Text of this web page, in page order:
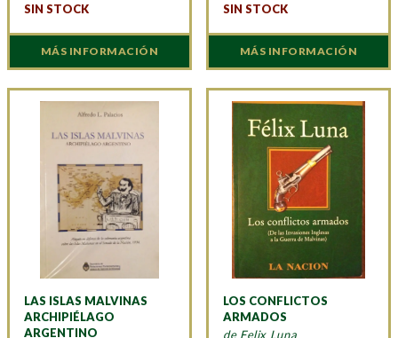
SIN STOCK
MÁS INFORMACIÓN
SIN STOCK
MÁS INFORMACIÓN
LAS ISLAS MALVINAS
ARCHIPIÉLAGO
ARGENTINO
LOS CONFLICTOS
ARMADOS
de Felix Luna